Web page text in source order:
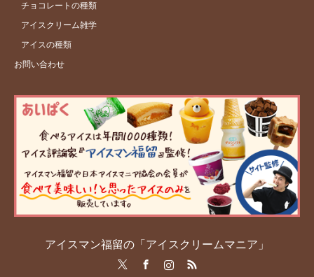
チョコレートの種類
アイスクリーム雑学
アイスの種類
お問い合わせ
アイスマン福留の「アイスクリームマニア」
RSS